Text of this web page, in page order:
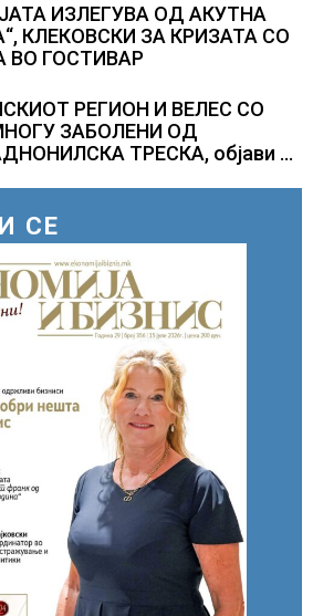
ИЗЛЕГУВА ОД АКУТНА
КЛЕКОВСКИ ЗА КРИЗАТА СО
ВО ГОСТИВАР
РЕГИОН И ВЕЛЕС СО
ЗАБОЛЕНИ ОД
ТРЕСКА, објави
СЕ